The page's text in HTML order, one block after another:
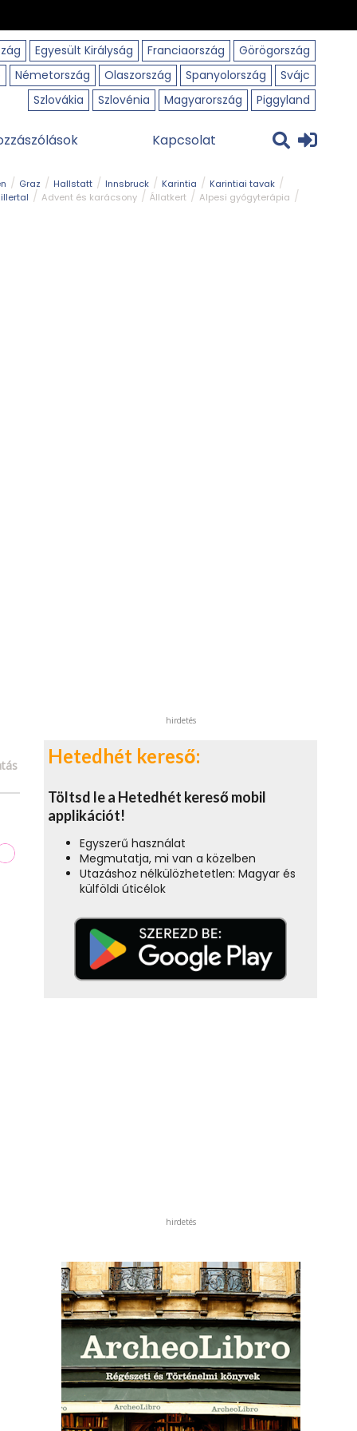
Egyesült Királyság Franciaország
Görögország
Németország Olaszország Spanyolország
Svájc
Szlovákia
Szlovénia Magyarország Piggyland
Kapcsolat
Graz Hallstatt Innsbruck Karintia
Karintiai tavak
Advent és karácsony Állatkert Alpesi gyógyterápia
hirdetés
Hetedhét kereső:
Töltsd le a Hetedhét kereső mobil
applikációt!
Egyszerű használat
Megmutatja, mi van a közelben
Utazáshoz nélkülözhetetlen: Magyar és
külföldi úticélok
hirdetés